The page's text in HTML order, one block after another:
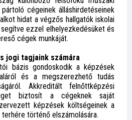
cégeinek álláshirdetéseinek
hidat a végzős hallgatók iskolai
ezzel elhelyezkedésüket és
cégek munkáját.
jogi tagjaink számára
bázis gondoskodik a képzések
és a megszerezhető tudás
Akkreditált felnőttképzési
biztosít a cégeknek saját
képzések költségeinek a
történő elszámolására.